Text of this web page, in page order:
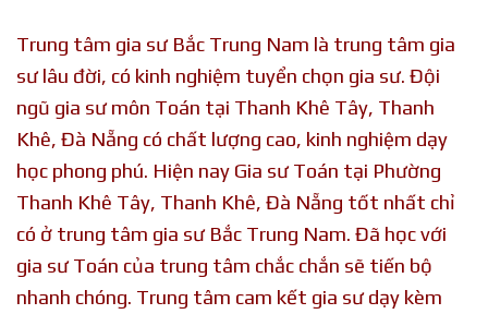
Trung tâm gia sư Bắc Trung Nam là trung tâm gia
sư lâu đời, có kinh nghiệm tuyển chọn gia sư. Đội
ngũ gia sư môn Toán tại Thanh Khê Tây, Thanh
Khê, Đà Nẵng có chất lượng cao, kinh nghiệm dạy
học phong phú. Hiện nay Gia sư Toán tại Phường
Thanh Khê Tây, Thanh Khê, Đà Nẵng tốt nhất chỉ
có ở trung tâm gia sư Bắc Trung Nam. Đã học với
gia sư Toán của trung tâm chắc chắn sẽ tiến bộ
nhanh chóng. Trung tâm cam kết gia sư dạy kèm